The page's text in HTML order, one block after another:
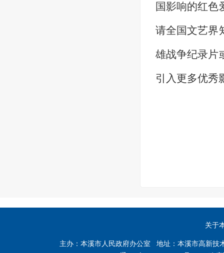
国影响的红色
请全国文艺界
雄战争纪录片
引入更多优秀
关于
主办：本溪市人民政府办公室 地址：本溪市高新